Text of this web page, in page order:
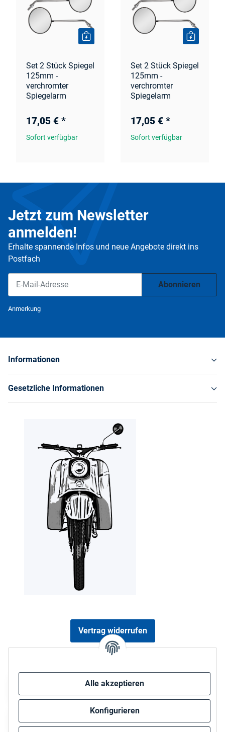
Alle akzeptieren
Konfigurieren
Set 2 Stück Spiegel
125mm -
verchromter
Spiegelarm
17,05 € *
Sofort verfügbar
Set 2 Stück Spiegel
125mm -
verchromter
Spiegelarm
17,05 € *
Sofort verfügbar
Jetzt zum Newsletter
anmelden!
Erhalte spannende Infos und neue Angebote direkt ins
Postfach
Abonnieren
Anmerkung
Informationen
Gesetzliche Informationen
Vertrag widerrufen